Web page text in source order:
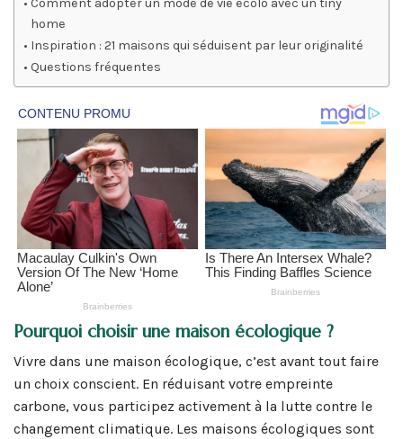
home
Inspiration : 21 maisons qui séduisent par leur originalité
Questions fréquentes
Pourquoi choisir une maison écologique ?
Vivre dans une maison écologique, c’est avant tout faire
un choix conscient. En réduisant votre empreinte
carbone, vous participez activement à la lutte contre le
changement climatique. Les maisons écologiques sont